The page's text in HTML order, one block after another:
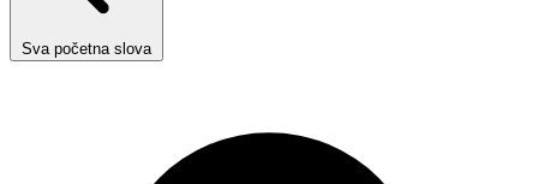
Sva početna slova